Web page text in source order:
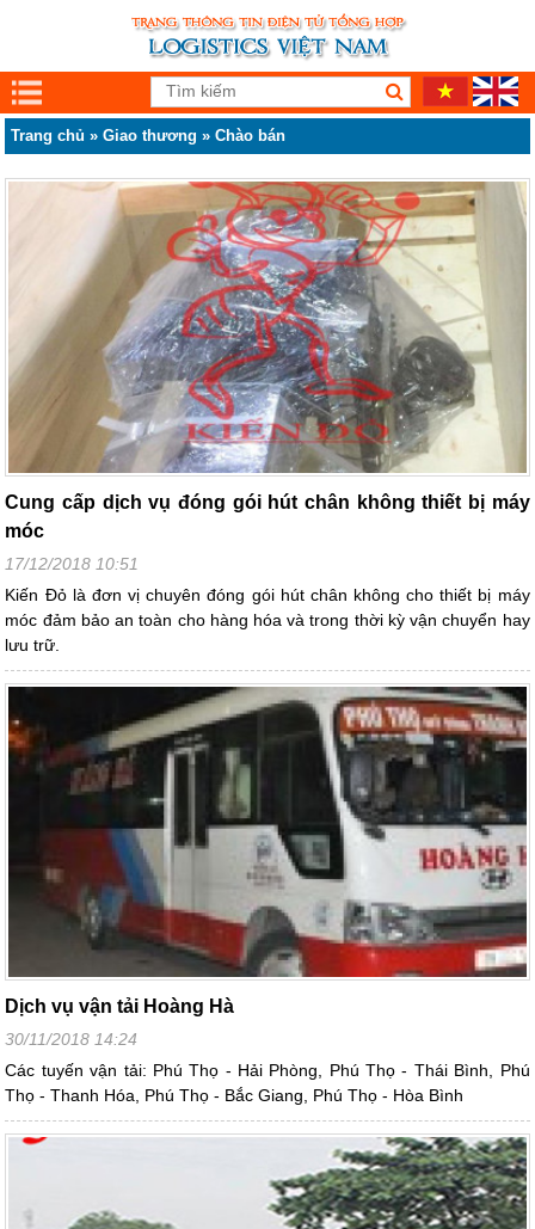
Trang chủ »Giao thương »Chào bán
Cung cấp dịch vụ đóng gói hút chân không thiết bị máy
móc
17/12/2018 10:51
Kiến Đỏ là đơn vị chuyên đóng gói hút chân không cho thiết bị máy
móc đảm bảo an toàn cho hàng hóa và trong thời kỳ vận chuyển hay
lưu trữ.
Dịch vụ vận tải Hoàng Hà
30/11/2018 14:24
Các tuyến vận tải: Phú Thọ - Hải Phòng, Phú Thọ - Thái Bình, Phú
Thọ - Thanh Hóa, Phú Thọ - Bắc Giang, Phú Thọ - Hòa Bình